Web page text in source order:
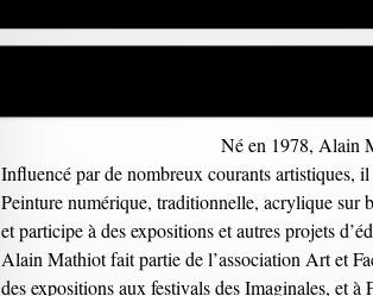
Né en 1978, Alain
Influencé par de nombreux courants artistiques,
Peinture numérique, traditionnelle, acrylique sur
et participe à des expositions et autres projets
Alain Mathiot fait partie de l’association Art et
des expositions aux festivals des Imaginales, et à